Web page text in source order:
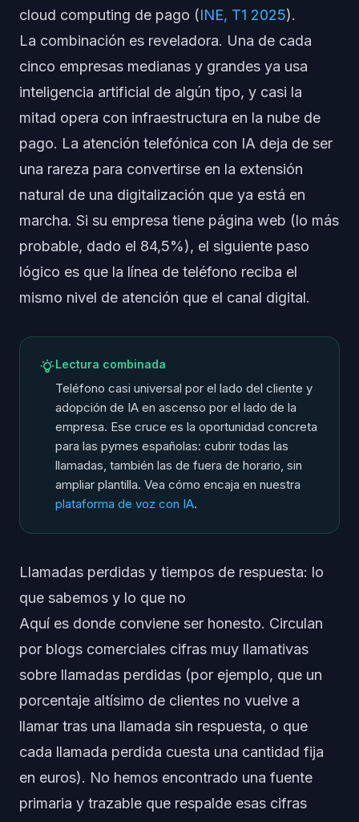
cloud computing de pago (INE, T1 2025).
La combinación es reveladora. Una de cada
cinco empresas medianas y grandes ya usa
inteligencia artificial de algún tipo, y casi la
mitad opera con infraestructura en la nube de
pago. La atención telefónica con IA deja de ser
una rareza para convertirse en la extensión
natural de una digitalización que ya está en
marcha. Si su empresa tiene página web (lo más
probable, dado el 84,5%), el siguiente paso
lógico es que la línea de teléfono reciba el
mismo nivel de atención que el canal digital.
Lectura combinada
Teléfono casi universal por el lado del cliente y
adopción de IA en ascenso por el lado de la
empresa. Ese cruce es la oportunidad concreta
para las pymes españolas: cubrir todas las
llamadas, también las de fuera de horario, sin
ampliar plantilla. Vea cómo encaja en nuestra
plataforma de voz con IA.
Llamadas perdidas y tiempos de respuesta: lo
que sabemos y lo que no
Aquí es donde conviene ser honesto. Circulan
por blogs comerciales cifras muy llamativas
sobre llamadas perdidas (por ejemplo, que un
porcentaje altísimo de clientes no vuelve a
llamar tras una llamada sin respuesta, o que
cada llamada perdida cuesta una cantidad fija
en euros). No hemos encontrado una fuente
primaria y trazable que respalde esas cifras